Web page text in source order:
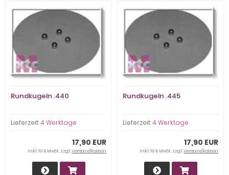
Rundkugeln .440
Lieferzeit:4 Werktage
17,90 EUR
inkl. 19 % MwSt. zzgl.Versandkosten
Rundkugeln .445
Lieferzeit:4 Werktage
17,90 EUR
inkl. 19 % MwSt. zzgl.Versandkosten